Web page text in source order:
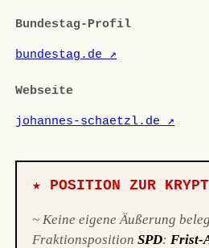
Bundestag-Profil
bundestag.de ↗
Webseite
johannes-schaetzl.de ↗
★ POSITION ZUR
~ Keine eigene Äußerung
FraktionspositionSPD: Frist-